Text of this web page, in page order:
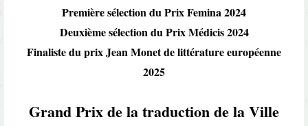
Première sélection du Prix Femina 2024
Deuxième sélection du Prix Médicis 2024
Finaliste du prix Jean Monet de littérature européenne
2025
Grand Prix de la traduction de la Ville